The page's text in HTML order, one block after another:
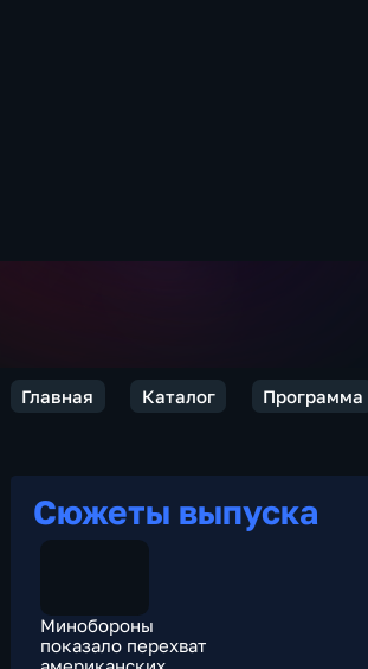
Главная Каталог Программа
Сюжеты выпуска
Минобороны
показало перехват